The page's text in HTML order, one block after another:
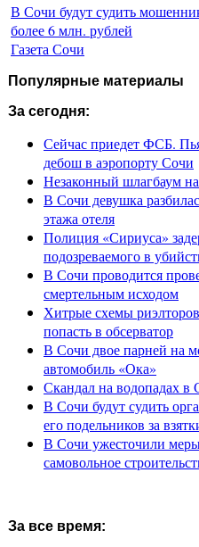
В Сочи будут судить
более 6 млн. рублей
Газета Сочи
Популярные материалы
За сегодня:
Сейчас приедет ФСБ.
дебош в аэропорту Сочи
Незаконный шлагбаум
В Сочи девушка
этажа отеля
Полиция «Сириуса»
подозреваемого в
В Сочи проводится
смертельным исходом
Хитрые схемы
попасть в обсерватор
В Сочи двое парней на
автомобиль «Ока»
Скандал на водопадах
В Сочи будут судить
его подельников за
В Сочи ужесточили меры
самовольное
За все время: